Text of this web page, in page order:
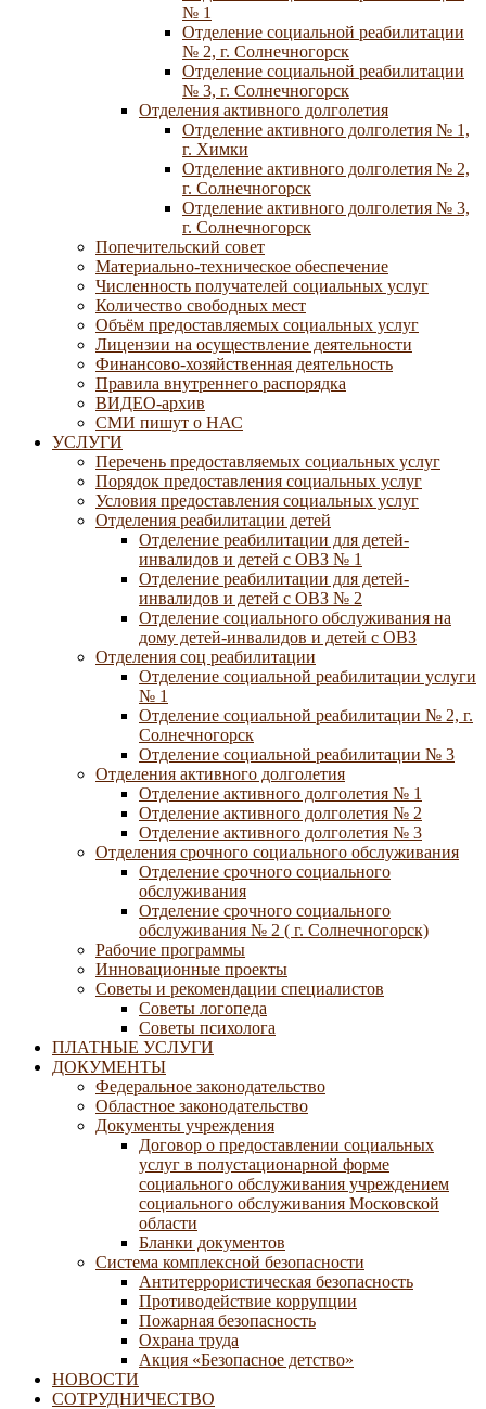
№ 1
Отделение социальной реабилитации
№ 2, г. Солнечногорск
Отделение социальной реабилитации
№ 3, г. Солнечногорск
Отделения активного долголетия
Отделение активного долголетия № 1,
г. Химки
Отделение активного долголетия № 2,
г. Солнечногорск
Отделение активного долголетия № 3,
г. Солнечногорск
Попечительский совет
Материально-техническое обеспечение
Численность получателей социальных услуг
Количество свободных мест
Объём предоставляемых социальных услуг
Лицензии на осуществление деятельности
Финансово-хозяйственная деятельность
Правила внутреннего распорядка
ВИДЕО-архив
СМИ пишут о НАС
УСЛУГИ
Перечень предоставляемых социальных услуг
Порядок предоставления социальных услуг
Условия предоставления социальных услуг
Отделения реабилитации детей
Отделение реабилитации для детей-
инвалидов и детей с ОВЗ № 1
Отделение реабилитации для детей-
инвалидов и детей с ОВЗ № 2
Отделение социального обслуживания на
дому детей-инвалидов и детей с ОВЗ
Отделения соц реабилитации
Отделение социальной реабилитации услуги
№ 1
Отделение социальной реабилитации № 2, г.
Солнечногорск
Отделение социальной реабилитации № 3
Отделения активного долголетия
Отделение активного долголетия № 1
Отделение активного долголетия № 2
Отделение активного долголетия № 3
Отделения срочного социального обслуживания
Отделение срочного социального
обслуживания
Отделение срочного социального
обслуживания № 2 ( г. Солнечногорск)
Рабочие программы
Инновационные проекты
Советы и рекомендации специалистов
Советы логопеда
Советы психолога
ПЛАТНЫЕ УСЛУГИ
ДОКУМЕНТЫ
Федеральное законодательство
Областное законодательство
Документы учреждения
Договор о предоставлении социальных
услуг в полустационарной форме
социального обслуживания учреждением
социального обслуживания Московской
области
Бланки документов
Система комплексной безопасности
Антитеррористическая безопасность
Противодействие коррупции
Пожарная безопасность
Охрана труда
Акция «Безопасное детство»
НОВОСТИ
СОТРУДНИЧЕСТВО